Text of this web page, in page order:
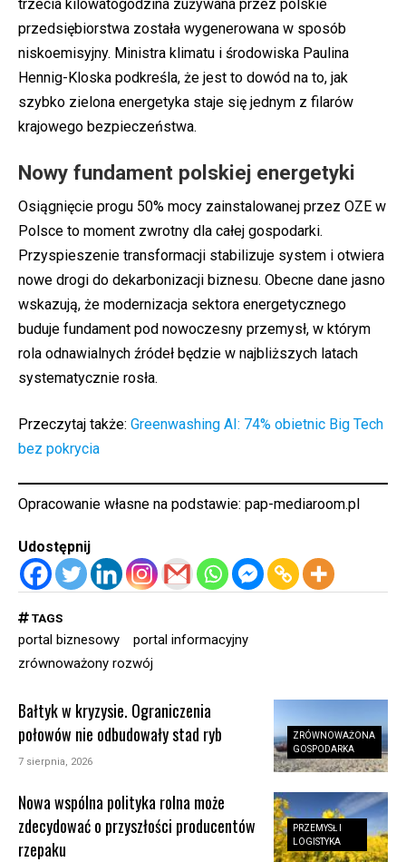
trzecia kilowatogodzina zużywana przez polskie
przedsiębiorstwa została wygenerowana w sposób
niskoemisyjny. Ministra klimatu i środowiska Paulina
Hennig-Kloska podkreśla, że jest to dowód na to, jak
szybko zielona energetyka staje się jednym z filarów
krajowego bezpieczeństwa.
Nowy fundament polskiej energetyki
Osiągnięcie progu 50% mocy zainstalowanej przez OZE w
Polsce to moment zwrotny dla całej gospodarki.
Przyspieszenie transformacji stabilizuje system i otwiera
nowe drogi do dekarbonizacji biznesu. Obecne dane jasno
wskazują, że modernizacja sektora energetycznego
buduje fundament pod nowoczesny przemysł, w którym
rola odnawialnych źródeł będzie w najbliższych latach
systematycznie rosła.
Przeczytaj także: Greenwashing AI: 74% obietnic Big Tech
bez pokrycia
Opracowanie własne na podstawie: pap-mediaroom.pl
Udostępnij
TAGS
portal biznesowy
portal informacyjny
zrównoważony rozwój
ZRÓWNOWAŻONA
GOSPODARKA
Bałtyk w kryzysie. Ograniczenia
połowów nie odbudowały stad ryb
7 sierpnia, 2026
PRZEMYSŁ I
LOGISTYKA
Nowa wspólna polityka rolna może
zdecydować o przyszłości producentów
rzepaku